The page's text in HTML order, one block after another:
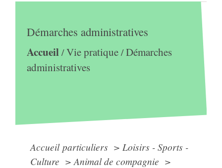
Démarches administratives
Accueil/Vie pratique/Démarches
administratives
Accueil particuliers > Loisirs - Sports -
Culture > Animal de compagnie >